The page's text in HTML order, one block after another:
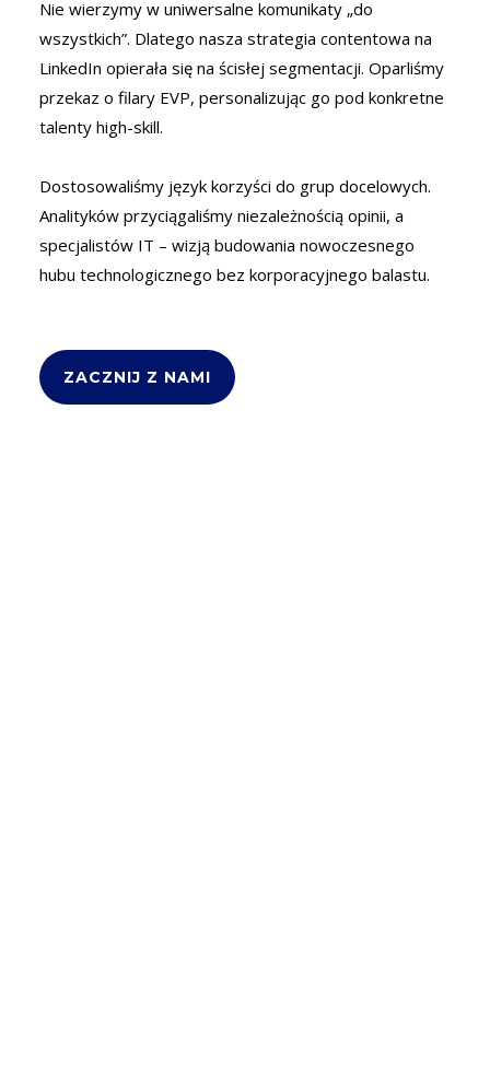
Nie wierzymy w uniwersalne komunikaty „do
wszystkich”. Dlatego nasza strategia contentowa na
LinkedIn opierała się na ścisłej segmentacji. Oparliśmy
przekaz o filary EVP, personalizując go pod konkretne
talenty high-skill.
Dostosowaliśmy język korzyści do grup docelowych.
Analityków przyciągaliśmy niezależnością opinii, a
specjalistów IT – wizją budowania nowoczesnego
hubu technologicznego bez korporacyjnego balastu.
ZACZNIJ Z NAMI